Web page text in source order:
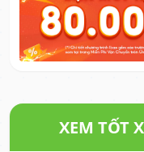
XEM TỐT